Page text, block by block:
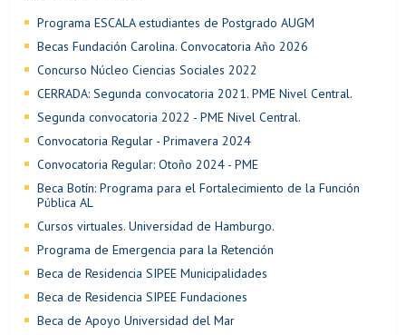
Programa ESCALA estudiantes de Postgrado AUGM
Becas Fundación Carolina. Convocatoria Año 2026
Concurso Núcleo Ciencias Sociales 2022
CERRADA: Segunda convocatoria 2021. PME Nivel Central.
Segunda convocatoria 2022 - PME Nivel Central.
Convocatoria Regular - Primavera 2024
Convocatoria Regular: Otoño 2024 - PME
Beca Botín: Programa para el Fortalecimiento de la Función
Pública AL
Cursos virtuales. Universidad de Hamburgo.
Programa de Emergencia para la Retención
Beca de Residencia SIPEE Municipalidades
Beca de Residencia SIPEE Fundaciones
Beca de Apoyo Universidad del Mar